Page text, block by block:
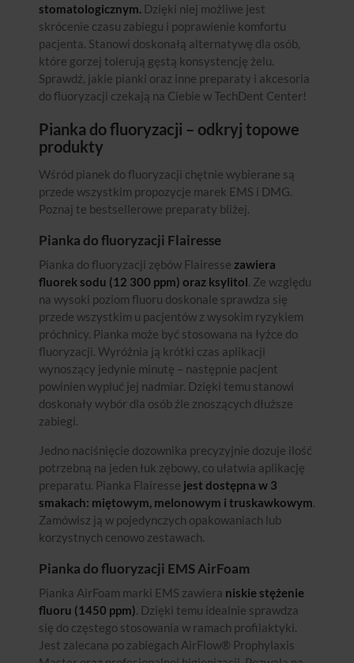
stomatologicznym. Dzięki niej możliwe jest
skrócenie czasu zabiegu i poprawienie komfortu
pacjenta. Stanowi doskonałą alternatywę dla osób,
które gorzej tolerują gęstą konsystencję żelu.
Sprawdź, jakie pianki oraz inne preparaty i akcesoria
do fluoryzacji czekają na Ciebie w TechDent Center!
Pianka do fluoryzacji – odkryj topowe
produkty
Wśród pianek do fluoryzacji chętnie wybierane są
przede wszystkim propozycje marek EMS i DMG.
Poznaj te bestsellerowe preparaty bliżej.
Pianka do fluoryzacji Flairesse
Pianka do fluoryzacji zębów Flairesse zawiera
fluorek sodu (12 300 ppm) oraz ksylitol. Ze względu
na wysoki poziom fluoru doskonale sprawdza się
przede wszystkim u pacjentów z wysokim ryzykiem
próchnicy. Pianka może być stosowana na łyżce do
fluoryzacji. Wyróżnia ją krótki czas aplikacji
wynoszący jedynie minutę – następnie pacjent
powinien wypluć jej nadmiar. Dzięki temu stanowi
doskonały wybór dla osób źle znoszących dłuższe
zabiegi.
Jedno naciśnięcie dozownika precyzyjnie dozuje ilość
potrzebną na jeden łuk zębowy, co ułatwia aplikację
preparatu. Pianka Flairesse jest dostępna w 3
smakach: miętowym, melonowym i truskawkowym.
Zamówisz ją w pojedynczych opakowaniach lub
korzystnych cenowo zestawach.
Pianka do fluoryzacji EMS AirFoam
Pianka AirFoam marki EMS zawiera niskie stężenie
fluoru (1450 ppm). Dzięki temu idealnie sprawdza
się do częstego stosowania w ramach profilaktyki.
Jest zalecana po zabiegach AirFlow® Prophylaxis